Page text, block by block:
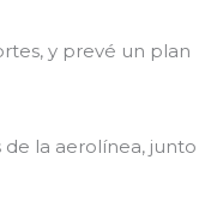
y prevé un plan
de la aerolínea, junto